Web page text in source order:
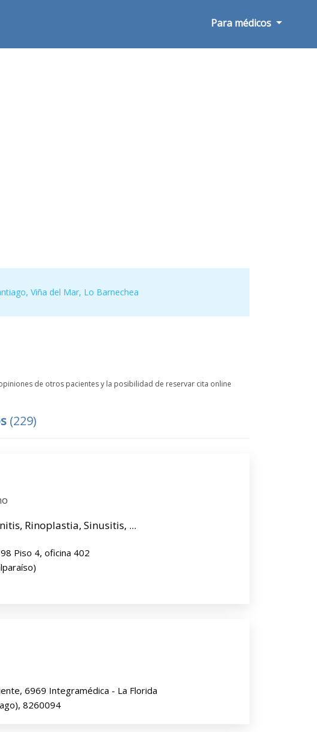
Para médicos
,Viña del Mar, Lo Barnechea
de otros pacientes y la posibilidad de reservar cita online
(229)
Rinoplastia, Sinusitis, ...
Piso 4, oficina 402
6969 Integramédica - La Florida
8260094